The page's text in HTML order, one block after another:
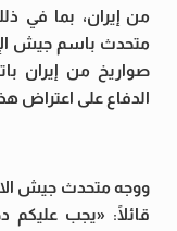
من إيران، بما في
متحدث باسم جيش
صواريخ من إيران
الدفاع على اعتراض
ووجه متحدث جيش
قائلًا: «يجب عليكم